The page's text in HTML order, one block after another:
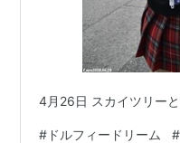
4月26日 スカイツリー
# ドルフィードリーム #